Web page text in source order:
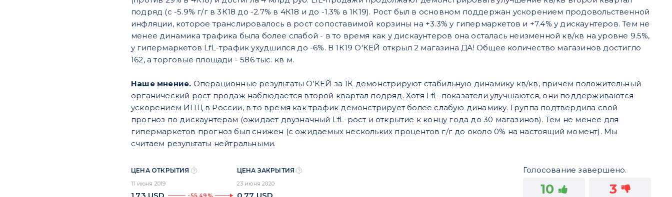
подряд (с -5.9% г/г в 3К18 до -2.7% в 4К18 и до -1.3% в 1К19). Рост был в основном поддержан ускорением продовольственной
инфляции, которое транслировалось в рост сопоставимой корзины на +3.3% у гипермаркетов и +7.4% у дискаунтеров. Тем не
менее динамика трафика была более слабой - в то время как у дискаунтеров она осталась неизменной кв/кв на уровне 9.5%,
у гипермаркетов LfL-трафик ухудшился до -6%. В 1К19 О'КЕЙ открыл 2 магазина ДА! Общее количество магазинов достигло
162, а торговые площади - 586 тыс. кв м.
Наше мнение. Операционные результаты O'КЕЙ за 1К демонстрируют стабильную динамику кв/кв, причем положительный
органический рост продаж наблюдается второй квартал подряд. Хотя LfL-показатели улучшаются, они поддерживаются
ускорением ИПЦ в России, в то время как трафик демонстрирует более слабую динамику. Группа подтвердила свой
прогноз по дискаунтерам (ожидает двузначный LfL-рост и открытие к концу года до 30 магазинов). Тем не менее для
гипермаркетов прогноз был снижен (с ожидаемых нескольких процентов г/г до около 0% на настоящий момент). Мы
считаем результаты нейтральными.
ЦЕНА ОТКРЫТИЯ
11 июня 2019
-55,49%
ЦЕНА ЗАКРЫТИЯ
23 июня 2020
Голосование завершено.
10 3